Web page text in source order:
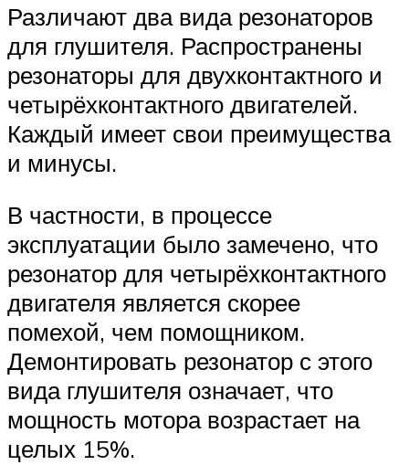
Различают два вида резонаторов
для глушителя. Распространены
резонаторы для двухконтактного и
четырёхконтактного двигателей.
Каждый имеет свои преимущества
и минусы.
В частности, в процессе
эксплуатации было замечено, что
резонатор для четырёхконтактного
двигателя является скорее
помехой, чем помощником.
Демонтировать резонатор с этого
вида глушителя означает, что
мощность мотора возрастает на
целых 15%.